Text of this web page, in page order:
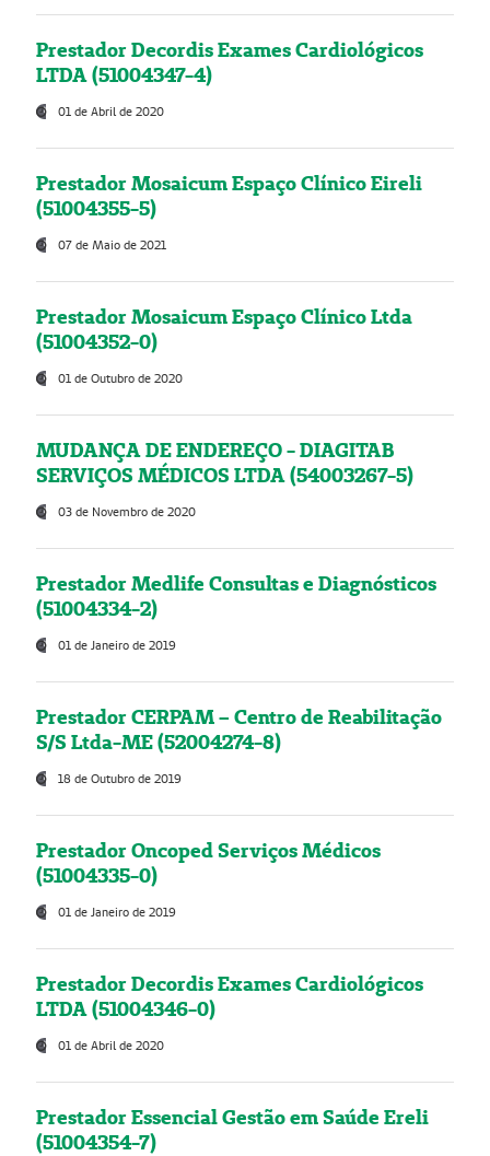
Prestador Decordis Exames Cardiológicos
LTDA (51004347-4)
01 de Abril de 2020
Prestador Mosaicum Espaço Clínico Eireli
(51004355-5)
07 de Maio de 2021
Prestador Mosaicum Espaço Clínico Ltda
(51004352-0)
01 de Outubro de 2020
MUDANÇA DE ENDEREÇO - DIAGITAB
SERVIÇOS MÉDICOS LTDA (54003267-5)
03 de Novembro de 2020
Prestador Medlife Consultas e Diagnósticos
(51004334-2)
01 de Janeiro de 2019
Prestador CERPAM – Centro de Reabilitação
S/S Ltda-ME (52004274-8)
18 de Outubro de 2019
Prestador Oncoped Serviços Médicos
(51004335-0)
01 de Janeiro de 2019
Prestador Decordis Exames Cardiológicos
LTDA (51004346-0)
01 de Abril de 2020
Prestador Essencial Gestão em Saúde Ereli
(51004354-7)